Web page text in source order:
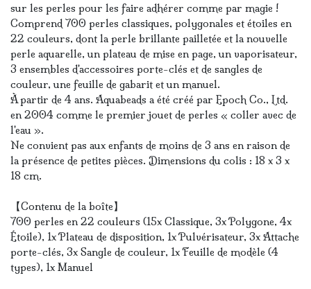
sur les perles pour les faire adhérer comme par magie !
Comprend 700 perles classiques, polygonales et étoiles en
22 couleurs, dont la perle brillante pailletée et la nouvelle
perle aquarelle, un plateau de mise en page, un vaporisateur,
3 ensembles d'accessoires porte-clés et de sangles de
couleur, une feuille de gabarit et un manuel.
À partir de 4 ans. Aquabeads a été créé par Epoch Co., Ltd.
en 2004 comme le premier jouet de perles « coller avec de
l'eau ».
Ne convient pas aux enfants de moins de 3 ans en raison de
la présence de petites pièces. Dimensions du colis : 18 x 3 x
18 cm.
【Contenu de la boîte】
700 perles en 22 couleurs (15x Classique, 3x Polygone, 4x
Étoile), 1x Plateau de disposition, 1x Pulvérisateur, 3x Attache
porte-clés, 3x Sangle de couleur, 1x Feuille de modèle (4
types), 1x Manuel